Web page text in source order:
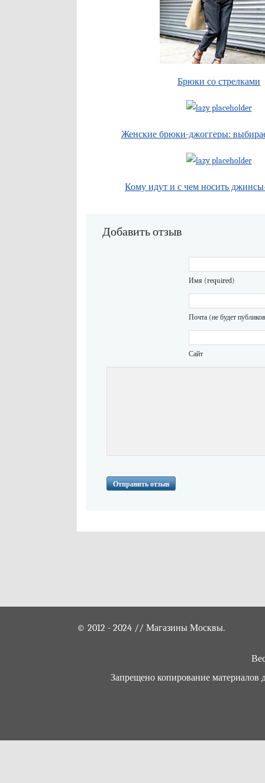
Брюки со стрелками
Женские брюки-джоггеры:
Кому идут и с чем носить
Добавить отзыв
Имя (required)
Почта (не будет
Сайт
© 2012 - 2024 // Магазины Москвы.
Запрещено копирование материалов